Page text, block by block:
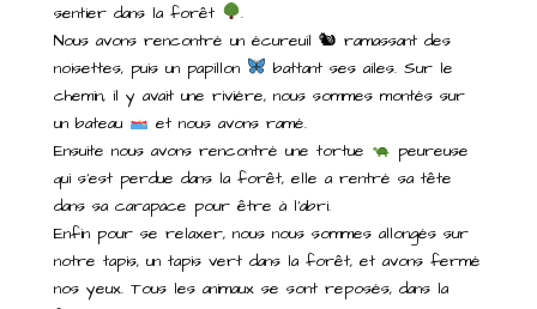
sentier dans la forêt
.
Nous avons rencontré un écureuil 🐿 ramassant des
noisettes, puis un papillon
battant ses ailes. Sur le
chemin, il y avait une rivière, nous sommes montés sur
un bateau
et nous avons ramé.
Ensuite nous avons rencontré une tortue
peureuse
qui s’est perdue dans la forêt, elle a rentré sa tête
dans sa carapace pour être à l’abri.
Enfin pour se relaxer, nous nous sommes allongés sur
notre tapis, un tapis vert dans la forêt, et avons fermé
nos yeux. Tous les animaux se sont reposés, dans la